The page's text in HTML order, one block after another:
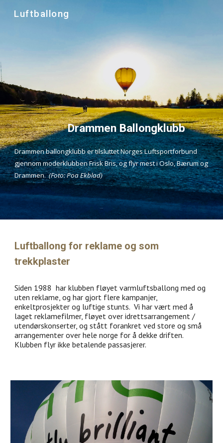
Skip to main content
Luftballong
          Drammen Ballongklubb
Drammen ballongklubb er tilsluttet Norges Luftsportforbund
gjennom moderklubben Frisk Bris, og flyr mest i Oslo, Bærum og
Drammen. (Foto: Poa Ekblad)
Luftballong for reklame og som
trekkplaster
Siden 1988  har klubben fløyet varmluftsballong med og
uten reklame, og har gjort flere kampanjer,
enkeltprosjekter og luftige stunts.  Vi har vært med å
laget reklamefilmer, fløyet over idrettsarrangement /
utendørskonserter, og stått forankret ved store og små
Klubben flyr ikke betalende passasjerer.